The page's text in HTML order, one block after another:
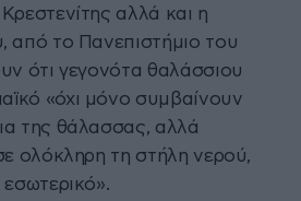
αλλά και η
από το Πανεπιστήμιο του
ότι γεγονότα θαλάσσιου
«όχι μόνο συμβαίνουν
της θάλασσας, αλλά
ολόκληρη τη στήλη νερού,